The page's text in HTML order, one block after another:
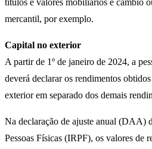
títulos e valores mobiliários e câmbio
mercantil, por exemplo.
Capital no exterior
A partir de 1º de janeiro de 2024, a
deverá declarar os rendimentos
exterior em separado dos demais
Na declaração de ajuste anual (DAA)
Pessoas Físicas (IRPF), os valores de